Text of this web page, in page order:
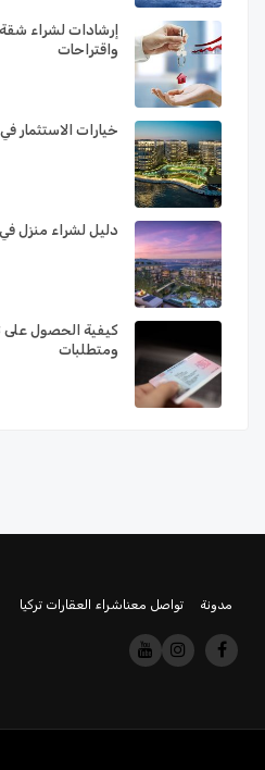
إرشادات لشراء
واقتراحات
خيارات الاستثمار
دليل لشراء منزل
كيفية الحصول على
ومتطلبات
مدونة تواصل معناشراء العقارات تركيا